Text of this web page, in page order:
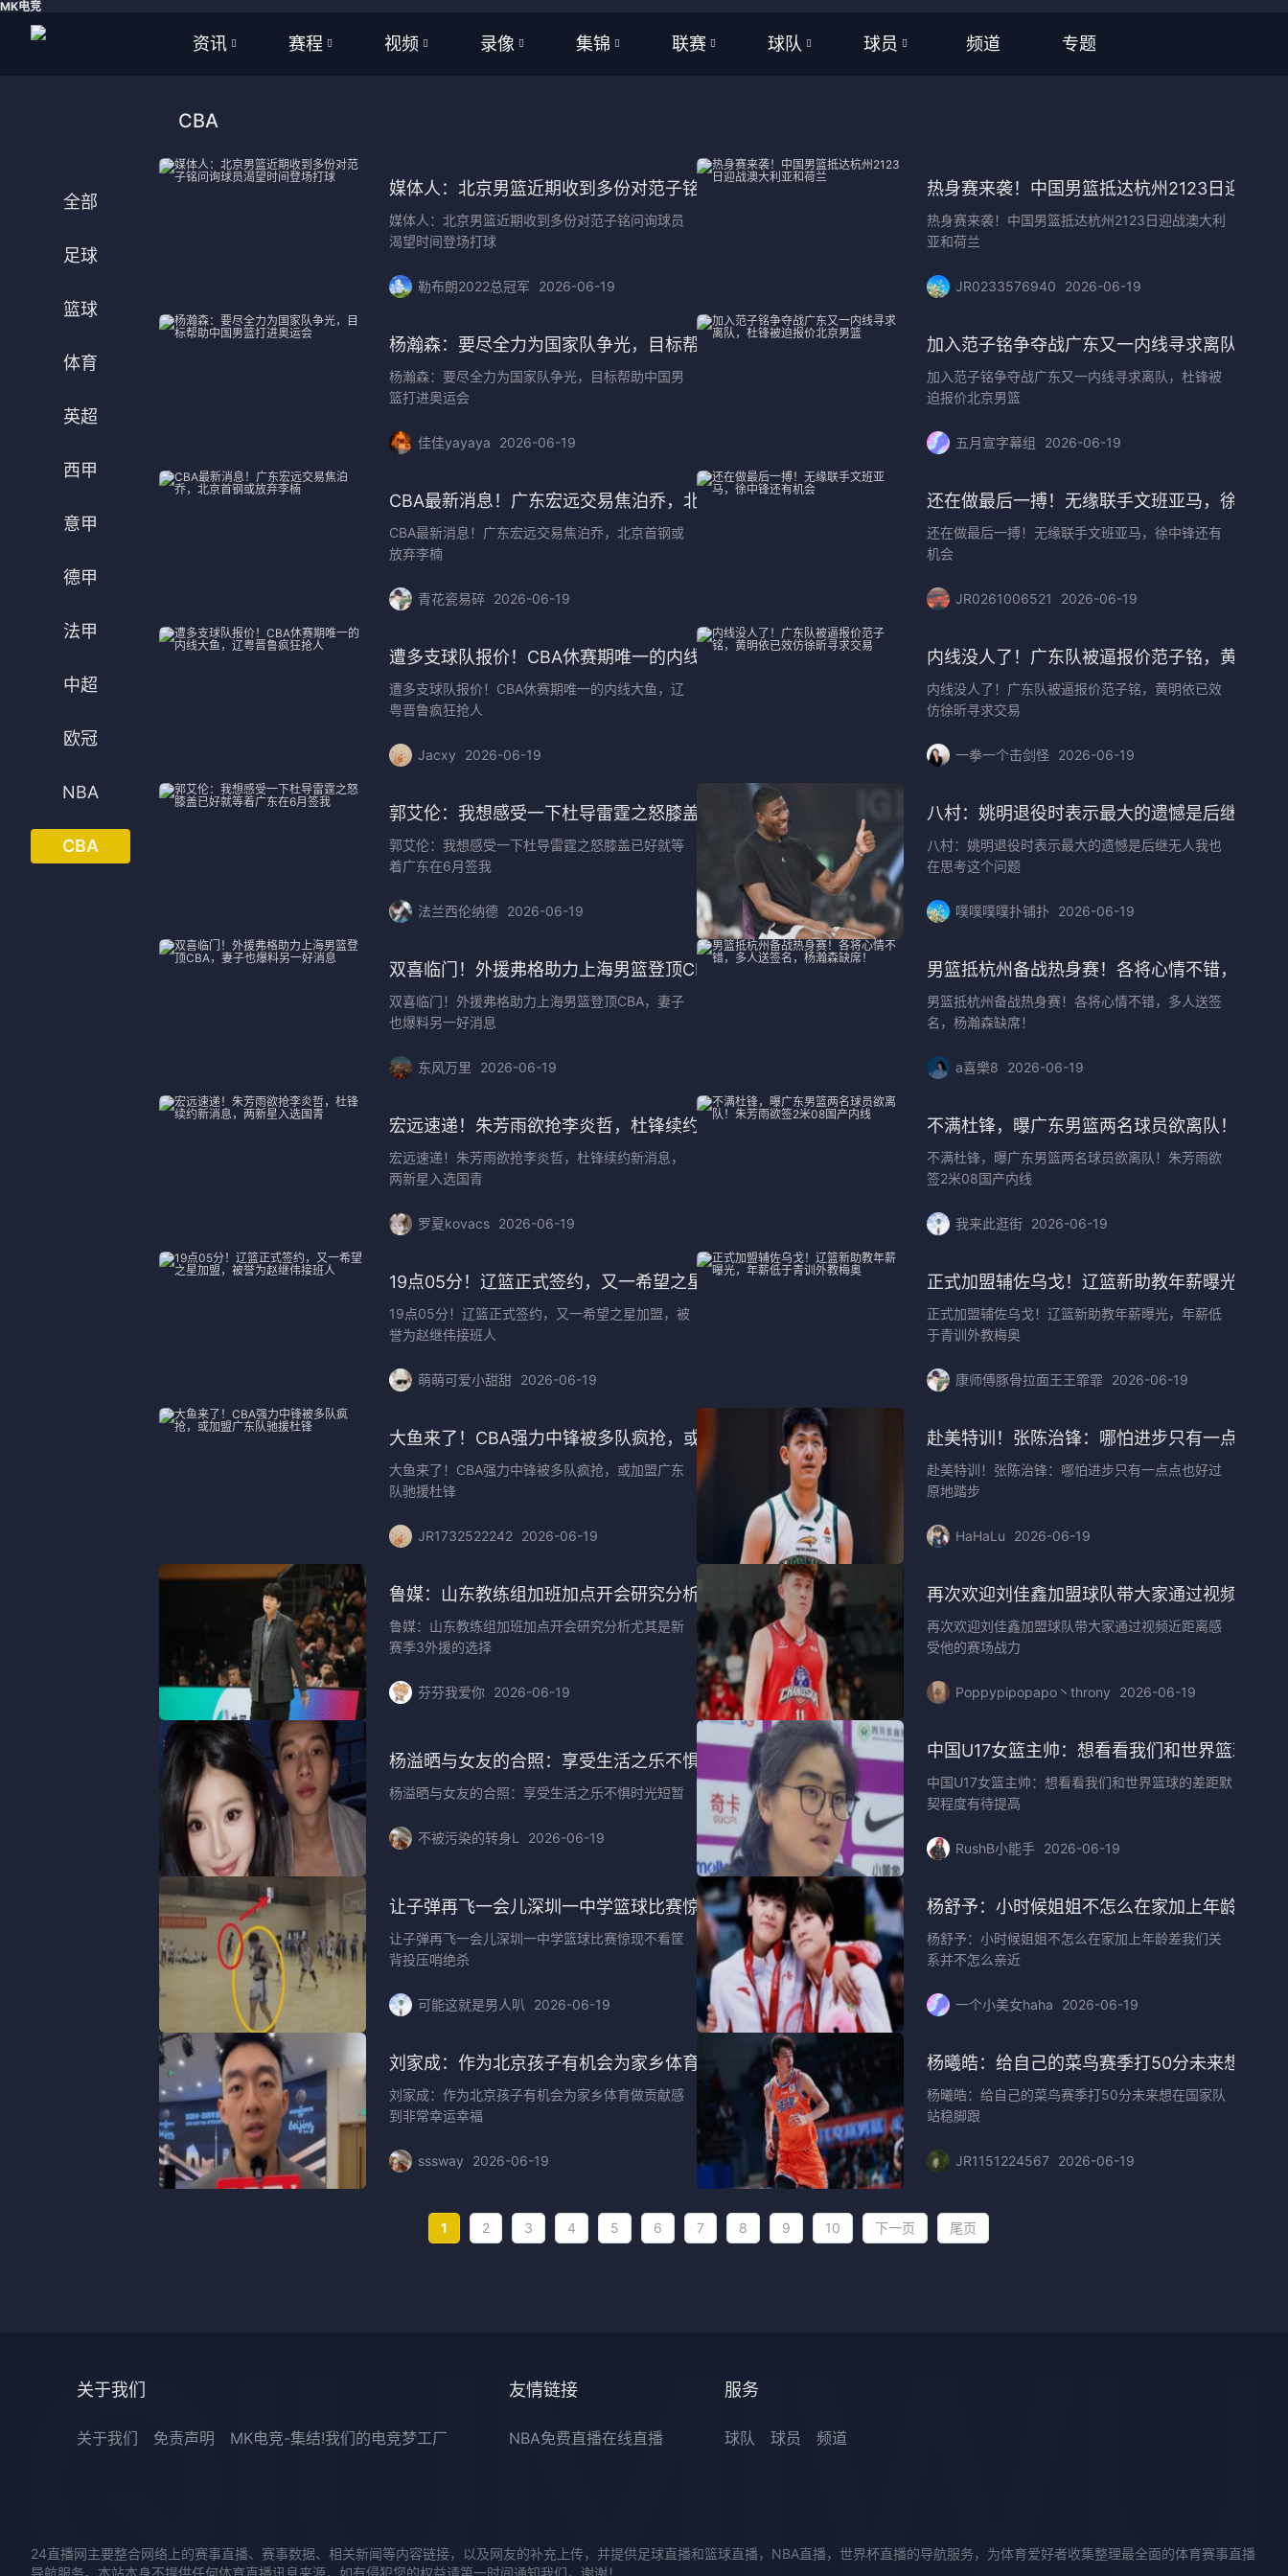
MK电竞
资讯
篮球
西甲
中超
CBA
赛程
篮球
WNBA
德甲
视频
篮球视频
录像
篮球
集锦
篮球
联赛
CBA
亚洲杯
欧洲杯
德甲
球队
CBA
意甲
球员
意甲
频道 专题
全部
足球
篮球
体育
英超
西甲
意甲
德甲
法甲
中超
欧冠
NBA
CBA
CBA
媒体人：北京男篮近期收到多份对范子铭问询球员渴望时间登场打球
媒体人：北京男篮近期收到多份对范子铭问询球员
渴望时间登场打球
勒布朗2022总冠军 2026-06-19
热身赛来袭！中国男篮抵达杭州2123日迎战澳
热身赛来袭！中国男篮抵达杭州2123日迎战澳大利
亚和荷兰
JR0233576940 2026-06-19
杨瀚森：要尽全力为国家队争光，目标帮助中国男篮打进奥运会
杨瀚森：要尽全力为国家队争光，目标帮助中国男
篮打进奥运会
佳佳yayaya 2026-06-19
加入范子铭争夺战广东又一内线寻求离队，杜
加入范子铭争夺战广东又一内线寻求离队，杜锋被
迫报价北京男篮
五月宣字幕组 2026-06-19
CBA最新消息！广东宏远交易焦泊乔，北京首钢或放弃李楠
CBA最新消息！广东宏远交易焦泊乔，北京首钢或
放弃李楠
青花瓷易碎 2026-06-19
还在做最后一搏！无缘联手文班亚马，徐中锋
还在做最后一搏！无缘联手文班亚马，徐中锋还有
机会
JR0261006521 2026-06-19
遭多支球队报价！CBA休赛期唯一的内线大鱼，辽粤晋鲁疯狂抢人
遭多支球队报价！CBA休赛期唯一的内线大鱼，辽
粤晋鲁疯狂抢人
Jacxy 2026-06-19
内线没人了！广东队被逼报价范子铭，黄明依
内线没人了！广东队被逼报价范子铭，黄明依已效
仿徐昕寻求交易
一拳一个击剑怪 2026-06-19
郭艾伦：我想感受一下杜导雷霆之怒膝盖已好就等着广东在6月签我
郭艾伦：我想感受一下杜导雷霆之怒膝盖已好就等
着广东在6月签我
法兰西伦纳德 2026-06-19
八村：姚明退役时表示最大的遗憾是后继无人
八村：姚明退役时表示最大的遗憾是后继无人我也
在思考这个问题
噗噗噗噗扑铺扑 2026-06-19
双喜临门！外援弗格助力上海男篮登顶CBA，妻子也爆料另一好消息
双喜临门！外援弗格助力上海男篮登顶CBA，妻子
也爆料另一好消息
东风万里 2026-06-19
男篮抵杭州备战热身赛！各将心情不错，多人
男篮抵杭州备战热身赛！各将心情不错，多人送签
名，杨瀚森缺席！
a喜樂8 2026-06-19
宏远速递！朱芳雨欲抢李炎哲，杜锋续约新消息，两新星入选国青
宏远速递！朱芳雨欲抢李炎哲，杜锋续约新消息，
两新星入选国青
罗夏kovacs 2026-06-19
不满杜锋，曝广东男篮两名球员欲离队！朱芳
不满杜锋，曝广东男篮两名球员欲离队！朱芳雨欲
签2米08国产内线
我来此逛街 2026-06-19
19点05分！辽篮正式签约，又一希望之星加盟，被誉为赵继伟接班人
19点05分！辽篮正式签约，又一希望之星加盟，被
誉为赵继伟接班人
萌萌可爱小甜甜 2026-06-19
正式加盟辅佐乌戈！辽篮新助教年薪曝光，年
正式加盟辅佐乌戈！辽篮新助教年薪曝光，年薪低
于青训外教梅奥
康师傅豚骨拉面王王霏霏 2026-06-19
大鱼来了！CBA强力中锋被多队疯抢，或加盟广东队驰援杜锋
大鱼来了！CBA强力中锋被多队疯抢，或加盟广东
队驰援杜锋
JR1732522242 2026-06-19
赴美特训！张陈治锋：哪怕进步只有一点点也
赴美特训！张陈治锋：哪怕进步只有一点点也好过
原地踏步
HaHaLu 2026-06-19
鲁媒：山东教练组加班加点开会研究分析尤其是新赛季3外援的选择
鲁媒：山东教练组加班加点开会研究分析尤其是新
赛季3外援的选择
芬芬我爱你 2026-06-19
再次欢迎刘佳鑫加盟球队带大家通过视频近距
再次欢迎刘佳鑫加盟球队带大家通过视频近距离感
受他的赛场战力
Poppypipopapo丶throny 2026-06-19
杨溢晒与女友的合照：享受生活之乐不惧时光短暂
杨溢晒与女友的合照：享受生活之乐不惧时光短暂
不被污染的转身L 2026-06-19
中国U17女篮主帅：想看看我们和世界篮球的
中国U17女篮主帅：想看看我们和世界篮球的差距默
契程度有待提高
RushB小能手 2026-06-19
让子弹再飞一会儿深圳一中学篮球比赛惊现不看筐背投压哨绝杀
让子弹再飞一会儿深圳一中学篮球比赛惊现不看筐
背投压哨绝杀
可能这就是男人叭 2026-06-19
杨舒予：小时候姐姐不怎么在家加上年龄差我
杨舒予：小时候姐姐不怎么在家加上年龄差我们关
系并不怎么亲近
一个小美女haha 2026-06-19
刘家成：作为北京孩子有机会为家乡体育做贡献感到非常幸运幸福
刘家成：作为北京孩子有机会为家乡体育做贡献感
到非常幸运幸福
sssway 2026-06-19
杨曦皓：给自己的菜鸟赛季打50分未来想在国
杨曦皓：给自己的菜鸟赛季打50分未来想在国家队
站稳脚跟
JR1151224567 2026-06-19
1 2 3 4 5 6 7 8 9 10 下一页 尾页
关于我们
关于我们 免责声明 MK电竞-集结!我们的电竞梦工厂
友情链接
NBA免费直播在线直播
服务
球队 球员 频道
24直播网主要整合网络上的赛事直播、赛事数据、相关新闻等内容链接，以及网友的补充上传，并提供足球直播和篮球直播，NBA直播，世界杯直播的导航服务，为体育爱好者收集整理最全面的体育赛事直播
导航服务。本站本身不提供任何体育直播讯息来源，如有侵犯您的权益请第一时间通知我们，谢谢！